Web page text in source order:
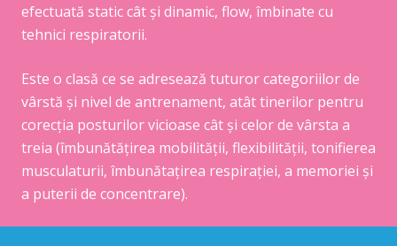
efectuată static cât și dinamic, flow, îmbinate cu
tehnici respiratorii.
Este o clasă ce se adresează tuturor categoriilor de
vârstă și nivel de antrenament, atât tinerilor pentru
corecția posturilor vicioase cât și celor de vârsta a
treia (îmbunătățirea mobilității, flexibilității, tonifierea
musculaturii, îmbunătațirea respirației, a memoriei și
a puterii de concentrare).